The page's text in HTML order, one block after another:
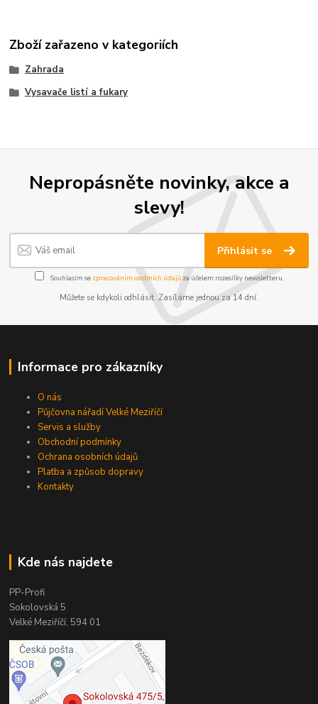
Zboží zařazeno v kategoriích
Zahrada
Vysavače listí a fukary
Nepropásněte novinky, akce a
slevy!
Přihlásit se
Souhlasím se zpracováním osobních údajůza účelem rozesílky newsletteru.
Můžete se kdykoli odhlásit. Zasíláme jednou za 14 dní.
Informace pro zákazníky
O nás
Půjčovna nářadí Velké Meziříčí
Servis a služby
Obchodní podmínky
Ochrana osobních údajů
Platba a způsob dopravy
Kontakty
Kde nás najdete
PP-Profi
Sokolovská 5
Velké Meziříčí, 594 01